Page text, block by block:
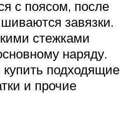
с поясом, после
завязки.
стежками
наряду.
подходящие
и прочие